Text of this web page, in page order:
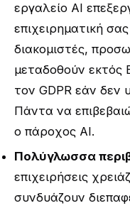
εργαλείο AI
επιχειρηματική
διακομιστές,
μεταδοθούν εκτός
τον GDPR εάν δεν
Πάντα να
ο πάροχος AI.
Πολύγλωσσα
επιχειρήσεις
συνδυάζουν